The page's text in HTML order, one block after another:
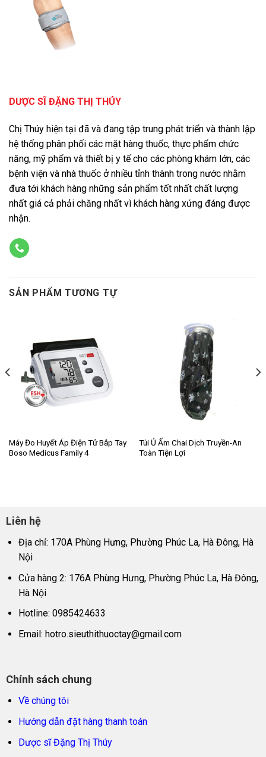
DƯỢC SĨ ĐẶNG THỊ THÚY
Chị Thúy hiện tại đã và đang tập trung phát triển và thành lập
hệ thống phân phối các mặt hàng thuốc, thực phẩm chức
năng, mỹ phẩm và thiết bị y tế cho các phòng khám lớn, các
bệnh viện và nhà thuốc ở nhiều tỉnh thành trong nước nhằm
đưa tới khách hàng những sản phẩm tốt nhất chất lượng
nhất giá cả phải chăng nhất vì khách hàng xứng đáng được
nhận.
SẢN PHẨM TƯƠNG TỰ
Máy Đo Huyết Áp Điện Tử Bắp Tay
Boso Medicus Family 4
Túi Ủ Ấm Chai Dịch Truyền-An
Toàn Tiện Lợi
Liên hệ
Địa chỉ: 170A Phùng Hưng, Phường Phúc La, Hà Đông, Hà
Nội
Cửa hàng 2: 176A Phùng Hưng, Phường Phúc La, Hà Đông,
Hà Nội
Hotline: 0985424633
Email: hotro.sieuthithuoctay@gmail.com
Chính sách chung
Về chúng tôi
Hướng dẫn đặt hàng thanh toán
Dược sĩ Đặng Thị Thúy